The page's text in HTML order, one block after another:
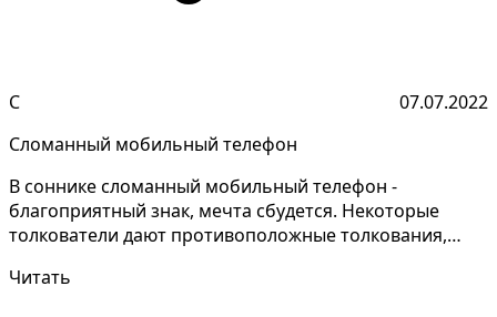
С
07.07.2022
Сломанный мобильный телефон
В соннике сломанный мобильный телефон -
благоприятный знак, мечта сбудется. Некоторые
толкователи дают противоположные толкования,
Читать